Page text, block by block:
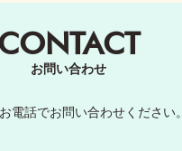
お問い合わせ
電話でお問い合わせください。